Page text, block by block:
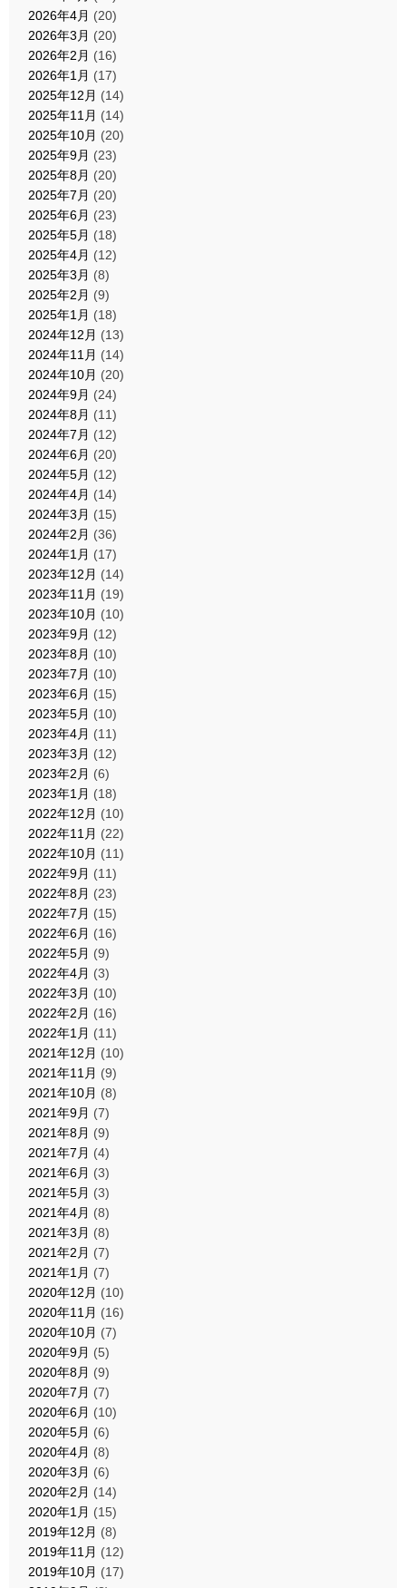
2026年4月 (20)
2026年3月 (20)
2026年2月 (16)
2026年1月 (17)
2025年12月 (14)
2025年11月 (14)
2025年10月 (20)
2025年9月 (23)
2025年8月 (20)
2025年7月 (20)
2025年6月 (23)
2025年5月 (18)
2025年4月 (12)
2025年3月 (8)
2025年2月 (9)
2025年1月 (18)
2024年12月 (13)
2024年11月 (14)
2024年10月 (20)
2024年9月 (24)
2024年8月 (11)
2024年7月 (12)
2024年6月 (20)
2024年5月 (12)
2024年4月 (14)
2024年3月 (15)
2024年2月 (36)
2024年1月 (17)
2023年12月 (14)
2023年11月 (19)
2023年10月 (10)
2023年9月 (12)
2023年8月 (10)
2023年7月 (10)
2023年6月 (15)
2023年5月 (10)
2023年4月 (11)
2023年3月 (12)
2023年2月 (6)
2023年1月 (18)
2022年12月 (10)
2022年11月 (22)
2022年10月 (11)
2022年9月 (11)
2022年8月 (23)
2022年7月 (15)
2022年6月 (16)
2022年5月 (9)
2022年4月 (3)
2022年3月 (10)
2022年2月 (16)
2022年1月 (11)
2021年12月 (10)
2021年11月 (9)
2021年10月 (8)
2021年9月 (7)
2021年8月 (9)
2021年7月 (4)
2021年6月 (3)
2021年5月 (3)
2021年4月 (8)
2021年3月 (8)
2021年2月 (7)
2021年1月 (7)
2020年12月 (10)
2020年11月 (16)
2020年10月 (7)
2020年9月 (5)
2020年8月 (9)
2020年7月 (7)
2020年6月 (10)
2020年5月 (6)
2020年4月 (8)
2020年3月 (6)
2020年2月 (14)
2020年1月 (15)
2019年12月 (8)
2019年11月 (12)
2019年10月 (17)